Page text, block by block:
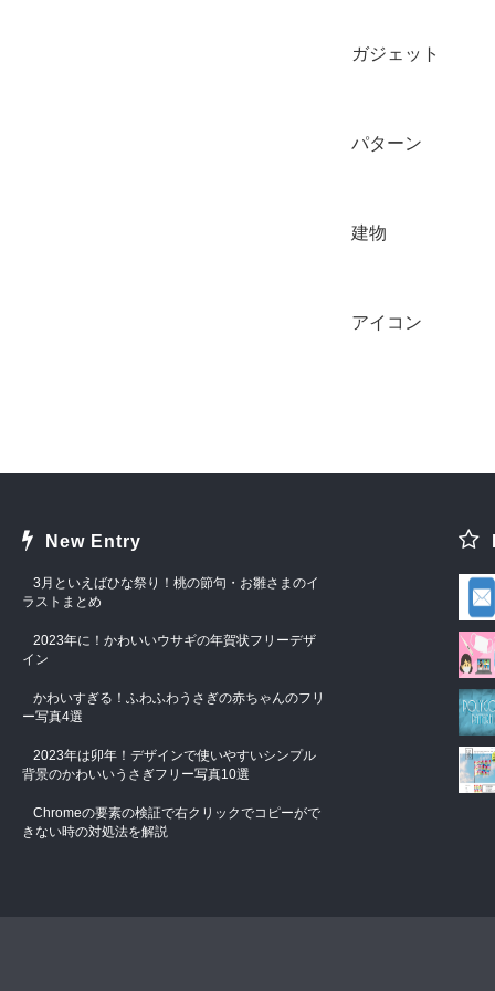
ガジェット
パターン
建物
アイコン
New Entry
3月といえばひな祭り！桃の節句・お雛さまのイ
ラストまとめ
2023年に！かわいいウサギの年賀状フリーデザ
イン
かわいすぎる！ふわふわうさぎの赤ちゃんのフリ
ー写真4選
2023年は卯年！デザインで使いやすいシンプル
背景のかわいいうさぎフリー写真10選
Chromeの要素の検証で右クリックでコピーがで
きない時の対処法を解説